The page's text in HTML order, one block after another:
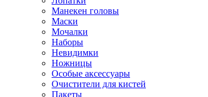
Манекен головы
Маски
Мочалки
Наборы
Невидимки
Ножницы
Особые аксессуары
Очистители для кистей
Пакеты